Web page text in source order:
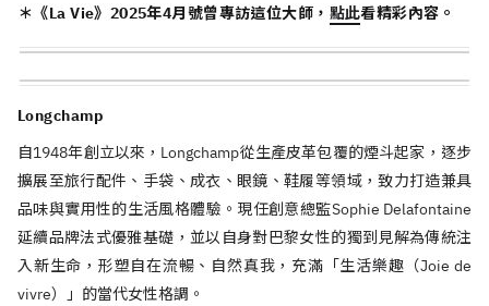
＊《La Vie》2025年4月號曾專訪這位大師， 點此看精彩內容。
Longchamp
自1948年創立以來，Longchamp從生產皮革包覆的煙斗起家，逐步
擴展至旅行配件、手袋、成衣、眼鏡、鞋履等領域，致力打造兼具
品味與實用性的生活風格體驗。現任創意總監Sophie Delafontaine
延續品牌法式優雅基礎，並以自身對巴黎女性的獨到見解為傳統注
入新生命，形塑自在流暢、自然真我，充滿「生活樂趣（Joie de
vivre）」的當代女性格調。